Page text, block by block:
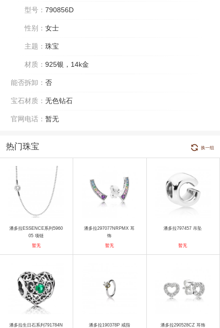
型号： 790856D
性别： 女士
主题： 珠宝
材质： 925银，14k金
能否拆卸： 否
宝石材质： 无色钻石
官网电话： 暂无
热门珠宝 换一组
潘多拉ESSENCE系列5960
05 项链
暂无
潘多拉297077NRPMX 耳
饰
暂无
潘多拉797457 吊坠
暂无
潘多拉生日石系列791784N 潘多拉190378P 戒指 潘多拉290528CZ 耳饰